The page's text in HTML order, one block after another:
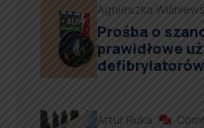
Agnieszka
Prośba o
prawidłowe
defibrylatorów
Artur Ruka